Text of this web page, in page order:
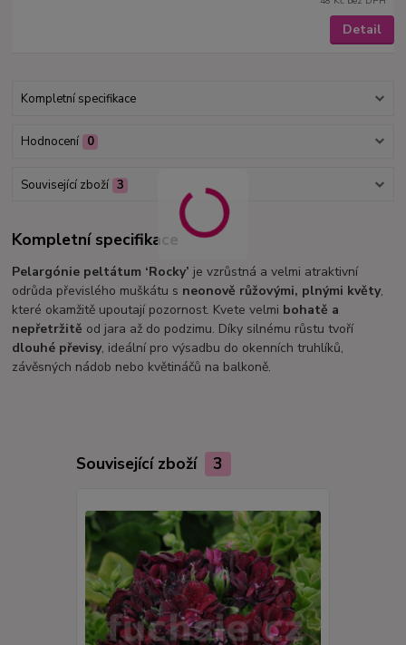
Detail
Kompletní specifikace
Hodnocení 0
Související zboží 3
Kompletní specifikace
Pelargónie peltátum ‘Rocky’ je vzrůstná a velmi atraktivní
odrůda převislého muškátu s neonově růžovými, plnými květy,
které okamžitě upoutají pozornost. Kvete velmi bohatě a
nepřetržitě od jara až do podzimu. Díky silnému růstu tvoří
dlouhé převisy, ideální pro výsadbu do okenních truhlíků,
závěsných nádob nebo květináčů na balkoně.
Související zboží 3